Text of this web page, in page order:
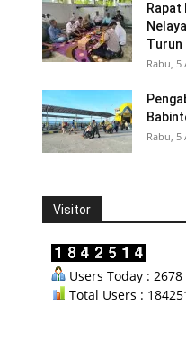
Rapat
Turun
Rabu, 5
Rabu, 5
Visitor
Users Today : 2678
Total Users :